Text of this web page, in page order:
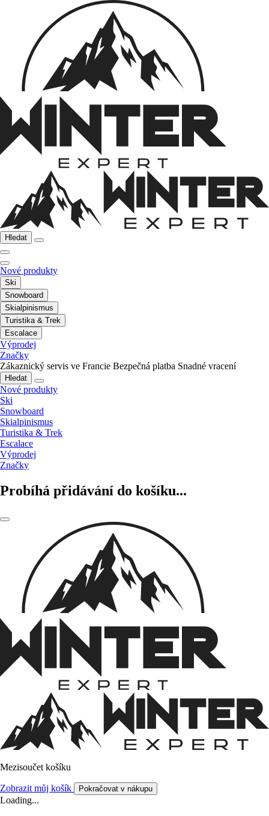
Hledat
Nové produkty
Ski
Snowboard
Skialpinismus
Turistika & Trek
Escalace
Výprodej
Značky
Zákaznický servis ve Francie Bezpečná platba Snadné vracení
Hledat
Nové produkty
Ski
Snowboard
Skialpinismus
Turistika & Trek
Escalace
Výprodej
Značky
Probíhá přidávání do košíku...
Mezisoučet košíku
Zobrazit můj košík Pokračovat v nákupu
Loading...